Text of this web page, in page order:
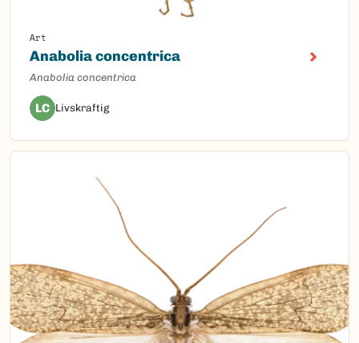
Art
Anabolia concentrica
Anabolia concentrica
LC Livskraftig